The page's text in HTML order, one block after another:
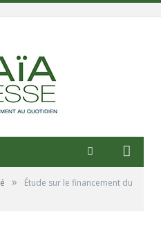
»
Étude sur le financement du